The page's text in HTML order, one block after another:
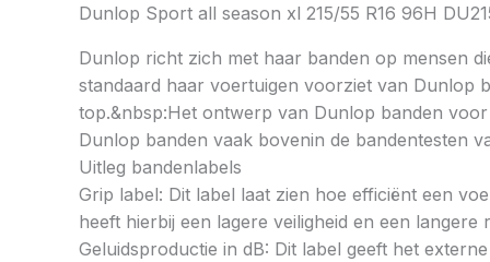
Dunlop Sport all season xl 215/55 R16 96H
Dunlop richt zich met haar banden op mensen
standaard haar voertuigen voorziet van Dunlop
top.&nbsp:Het ontwerp van Dunlop banden
Dunlop banden vaak bovenin de bandentesten
Uitleg bandenlabels
Grip label: Dit label laat zien hoe efficiënt een
heeft hierbij een lagere veiligheid en een langere
Geluidsproductie in dB: Dit label geeft het